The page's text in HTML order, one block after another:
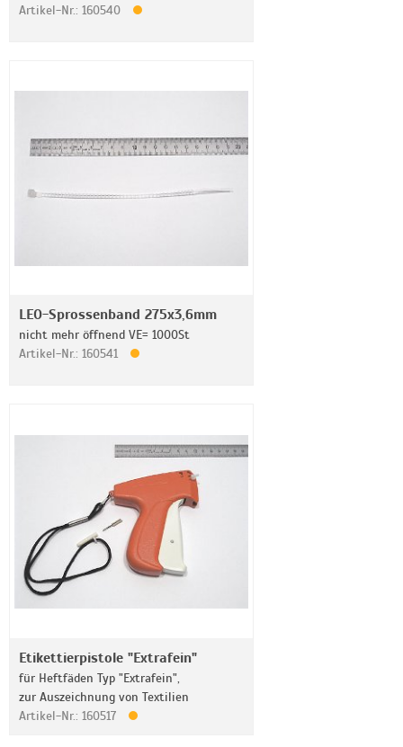
Artikel-Nr.: 160540
LEO-Sprossenband 275x3,6mm
nicht mehr öffnend VE= 1000St
Artikel-Nr.: 160541
Etikettierpistole "Extrafein"
für Heftfäden Typ "Extrafein",
zur Auszeichnung von Textilien
Artikel-Nr.: 160517